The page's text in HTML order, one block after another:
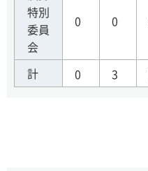
特別
委員
会
0 0
計 0 3